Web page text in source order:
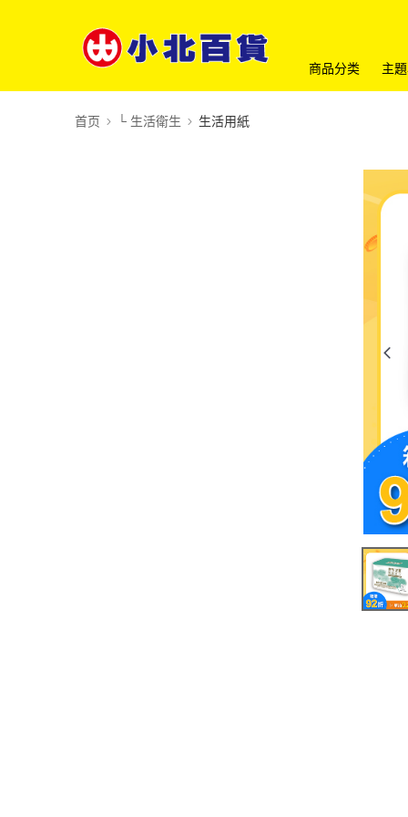
商品分类 主
首页 └ 生活衛生 生活用紙